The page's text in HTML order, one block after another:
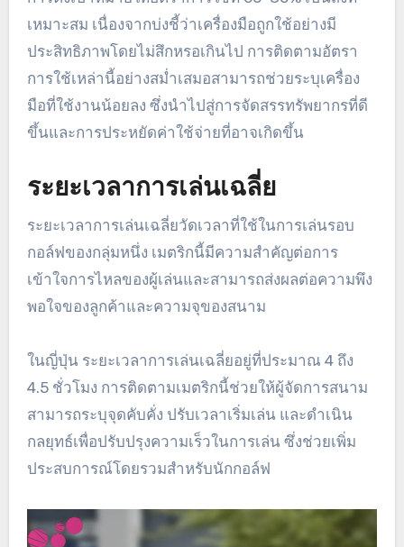
เหมาะสม เนื่องจากบ่งชี้ว่าเครื่องมือถูกใช้อย่างมี
ประสิทธิภาพโดยไม่สึกหรอเกินไป การติดตามอัตรา
การใช้เหล่านี้อย่างสม่ำเสมอสามารถช่วยระบุเครื่อง
มือที่ใช้งานน้อยลง ซึ่งนำไปสู่การจัดสรรทรัพยากรที่ดี
ขึ้นและการประหยัดค่าใช้จ่ายที่อาจเกิดขึ้น
ระยะเวลาการเล่นเฉลี่ย
ระยะเวลาการเล่นเฉลี่ยวัดเวลาที่ใช้ในการเล่นรอบ
กอล์ฟของกลุ่มหนึ่ง เมตริกนี้มีความสำคัญต่อการ
เข้าใจการไหลของผู้เล่นและสามารถส่งผลต่อความพึง
พอใจของลูกค้าและความจุของสนาม
ในญี่ปุ่น ระยะเวลาการเล่นเฉลี่ยอยู่ที่ประมาณ 4 ถึง
4.5 ชั่วโมง การติดตามเมตริกนี้ช่วยให้ผู้จัดการสนาม
สามารถระบุจุดคับคั่ง ปรับเวลาเริ่มเล่น และดำเนิน
กลยุทธ์เพื่อปรับปรุงความเร็วในการเล่น ซึ่งช่วยเพิ่ม
ประสบการณ์โดยรวมสำหรับนักกอล์ฟ